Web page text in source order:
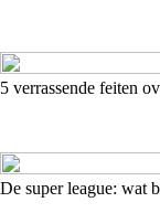
5 verrassende feiten
De super league: wat